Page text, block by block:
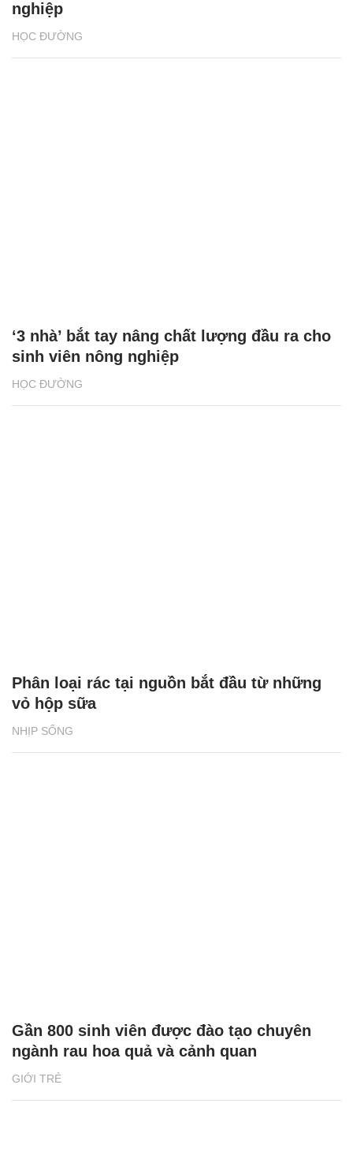
HỌC ĐƯỜNG
nghiệp
HỌC ĐƯỜNG
‘3 nhà’ bắt tay nâng chất lượng đầu ra cho
sinh viên nông nghiệp
NHỊP SỐNG
Phân loại rác tại nguồn bắt đầu từ những
vỏ hộp sữa
GIỚI TRẺ
Gần 800 sinh viên được đào tạo chuyên
ngành rau hoa quả và cảnh quan